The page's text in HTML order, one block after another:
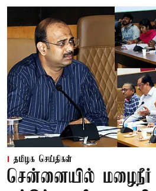
தமிழக செய்திகள்
சென்னையில் மழைநீர்